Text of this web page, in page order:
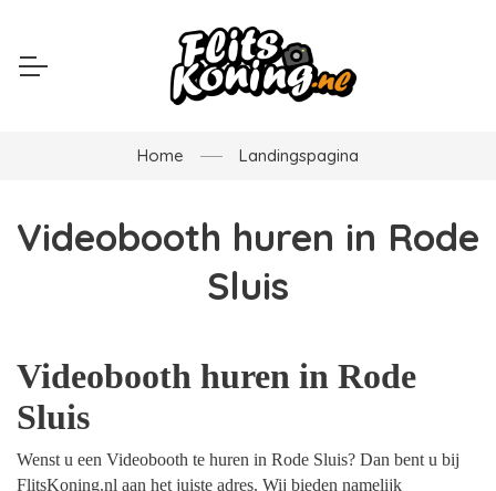
Home Landingspagina
Videobooth huren in Rode
Sluis
Videobooth huren in Rode
Sluis
Wenst u een Videobooth te huren in Rode Sluis? Dan bent u bij
FlitsKoning.nl aan het juiste adres. Wij bieden namelijk